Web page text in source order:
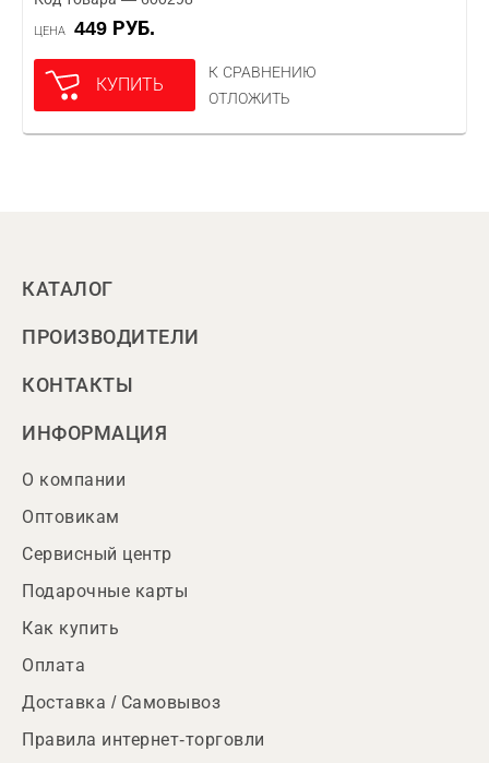
ЦЕНА 449 РУБ.
КУПИТЬ
К СРАВНЕНИЮ
ОТЛОЖИТЬ
КАТАЛОГ
ПРОИЗВОДИТЕЛИ
КОНТАКТЫ
ИНФОРМАЦИЯ
О компании
Оптовикам
Сервисный центр
Подарочные карты
Как купить
Оплата
Доставка / Самовывоз
Правила интернет-торговли